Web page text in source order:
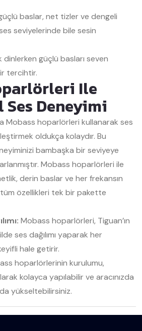
baslar, net tizler ve dengeli
seviyelerinde bile sesin
dinlerken güçlü basları seven
tercihtir.
Ile
Ses Deneyimi
Mobass hoparlörleri kullanarak ses
oldukça kolaydır. Bu
bambaşka bir seviyeye
Mobass hoparlörleri ile
derin baslar ve her frekansın
özellikleri tek bir pakette
Mobass hoparlörleri, Tiguan’ın
ses dağılımı yaparak her
hale getirir.
hoparlörlerinin kurulumu,
kolayca yapılabilir ve aracınızda
yükseltebilirsiniz.